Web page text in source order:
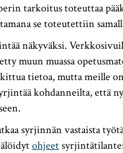
tarkoitus toteuttaa
se toteutettiin
näkyväksi.
muun muassa
tietoa, mutta meille
kohdanneilta, että
syrjinnän vastaista
ohjeet